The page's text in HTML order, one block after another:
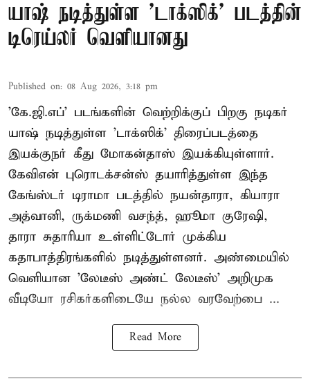
யாஷ் நடித்துள்ள 'டாக்‌ஸிக்' படத்தின்
டிரெய்லர் வெளியானது
Published on: 08 Aug 2026, 3:18 pm
'கே.ஜி.எப்' படங்களின் வெற்றிக்குப் பிறகு நடிகர்
யாஷ் நடித்துள்ள 'டாக்ஸிக்' திரைப்படத்தை
இயக்குநர் கீது மோகன்தாஸ் இயக்கியுள்ளார்.
கேவிஎன் புரொடக்சன்ஸ் தயாரித்துள்ள இந்த
கேங்ஸ்டர் டிராமா படத்தில் நயன்தாரா, கியாரா
அத்வானி, ருக்மணி வசந்த், ஹூமா குரேஷி,
தாரா சுதாரியா உள்ளிட்டோர் முக்கிய
கதாபாத்திரங்களில் நடித்துள்ளனர். அண்மையில்
வெளியான 'லேடீஸ் அண்ட் லேடீஸ்' அறிமுக
வீடியோ ரசிகர்களிடையே நல்ல வரவேற்பை ...
Read More